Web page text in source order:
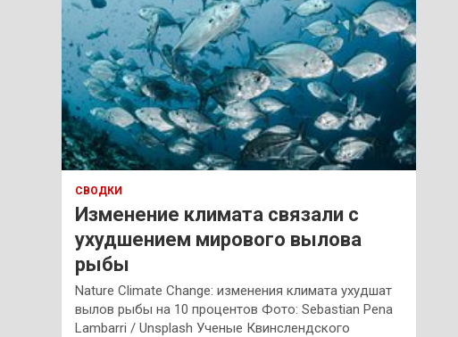
СВОДКИ
Изменение климата связали с
ухудшением мирового вылова
рыбы
Nature Climate Change: изменения климата ухудшат
вылов рыбы на 10 процентов Фото: Sebastian Pena
Lambarri / Unsplash Ученые Квинслендского